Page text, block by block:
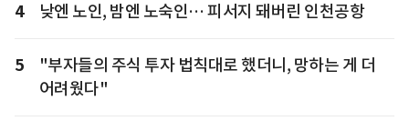
4 낮엔 노인, 밤엔 노숙인… 피서지 돼버린 인천공항
5
"부자들의 주식 투자 법칙대로 했더니, 망하는 게 더
어려웠다"